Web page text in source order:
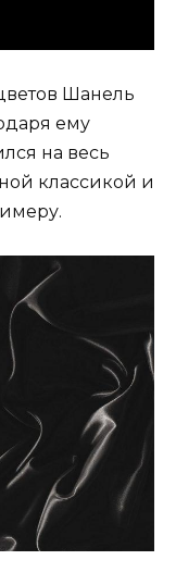
Шанель
ему
на весь
классикой и